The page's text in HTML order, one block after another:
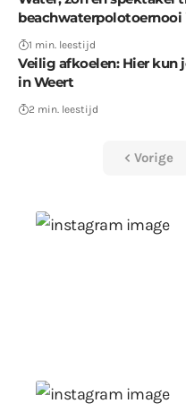
beachwaterpolotoernooi
1 min. leestijd
Veilig afkoelen: Hier kun
in Weert
2 min. leestijd
Vorige